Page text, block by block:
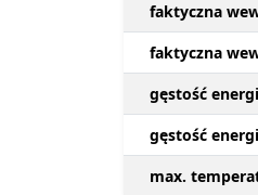
faktyczna
faktyczna
gęstość
gęstość
max.